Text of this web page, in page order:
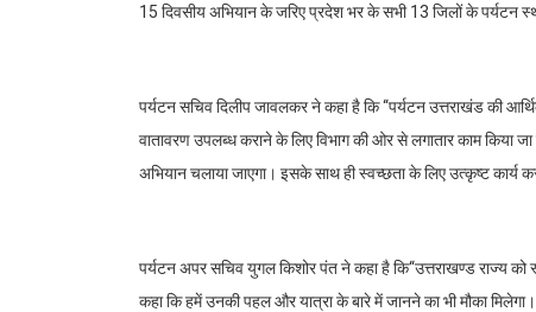
15 दिवसीय अभियान के जरिए प्रदेश भर के सभी 13 जिलों के पर्यटन
पर्यटन सचिव दिलीप जावलकर ने कहा है कि ‘‘पर्यटन उत्तराखंड की
वातावरण उपलब्ध कराने के लिए विभाग की ओर से लगातार काम किया
अभियान चलाया जाएगा। इसके साथ ही स्वच्छता के लिए उत्कृष्ट कार्य कर
पर्यटन अपर सचिव युगल किशोर पंत ने कहा है कि‘‘उत्तराखण्ड राज्य
कहा कि हमें उनकी पहल और यात्रा के बारे में जानने का भी मौका